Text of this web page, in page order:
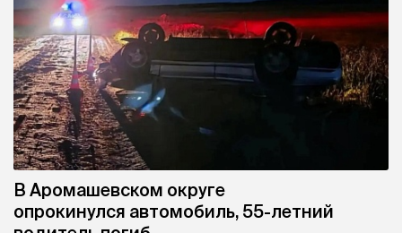
В Аромашевском округе
опрокинулся автомобиль, 55-летний